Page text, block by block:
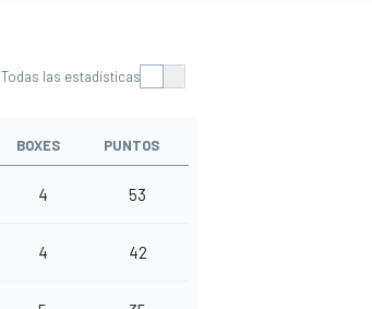
Todas las estadísticas
BOXES PUNTOS
4 53
4 42